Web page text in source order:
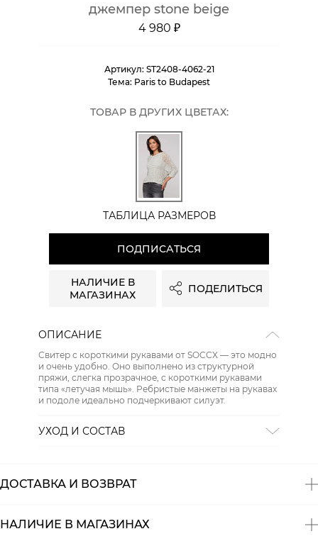
джемпер stone beige
4 980 ₽
Артикул: ST2408-4062-21
Тема: Paris to Budapest
ТОВАР В ДРУГИХ ЦВЕТАХ:
ТАБЛИЦА РАЗМЕРОВ
ПОДПИСАТЬСЯ
НАЛИЧИЕ В
МАГАЗИНАХ
ПОДЕЛИТЬСЯ
ОПИСАНИЕ
Свитер с короткими рукавами от SOCCX — это модно
и очень удобно. Оно выполнено из структурной
пряжи, слегка прозрачное, с короткими рукавами
типа «летучая мышь». Ребристые манжеты на рукавах
и подоле идеально подчеркивают силуэт.
УХОД И СОСТАВ
ДОСТАВКА И ВОЗВРАТ
НАЛИЧИЕ В МАГАЗИНАХ